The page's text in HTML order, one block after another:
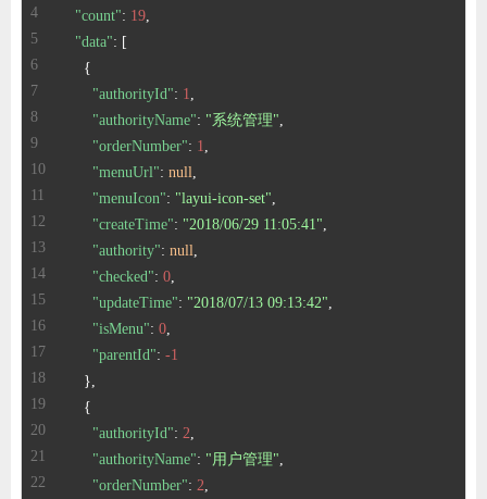
"count": 19,
"data": [
{
"authorityId": 1
"authorityName": "系统管理"
"orderNumber": 1
"menuUrl": null
"menuIcon": "layui-icon-set"
"createTime": "2018/06/29 11:05:41"
"authority": null
"checked": 0,
"updateTime": "2018/07/13 09:13:42"
"isMenu": 0,
"parentId": -1
}
{
"authorityId": 2
"authorityName": "用户管理"
"orderNumber": 2